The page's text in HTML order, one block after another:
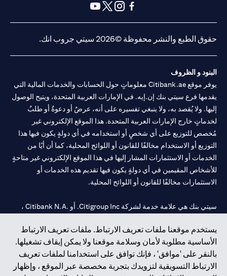
يستخدم موقعنا ملفات تعريف الارتباط. ملفات تعريف الارتباط
الأساسية مطلوبة لأمان وسلامة موقعنا ولا يمكن إيقاف تشغيلها.
بالنقر على 'موافق' ، فإنك توافق على استخدامنا لملفات تعريف
الارتباط التسويقية لتزويدك بتجربة مخصصة عبر الموقع ، وإظهار
(opens in a new tab)
حقوق الطبع والنشر محفوظة ©2026 سيتي جروب انك.
البنود و الظروف
يوفر موقع Citibank.ae معلوماتٍ حول الحسابات والخدمات المالية التي
يقدمها فرع سيتي بنك إن.إيه. في الإمارات العربية المتحدة، ويتيح الوصول
إليها. ولا يُقصد به، ولا ينبغي تفسيره على أنه، عرضٌ أو دعوةٌ أو طلبٌ
لخدماتٍ خارج الإمارات العربية المتحدة. هذا الموقع الإلكتروني غير
مُخصص للتوزيع على أي شخصٍ أو استخدامه في أي دولةٍ يكون فيها هذا
التوزيع أو الاستخدام مخالفًا للقانون أو اللوائح المحلية، كما أن أيًا من
الخدمات أو الاستثمارات المشار إليها في هذا الموقع الإلكتروني غير متاحةٍ
للأشخاص المقيمين في أي دولةٍ يكون فيها تقديم هذه الخدمات أو
الاستثمارات مخالفًا للقانون أو اللوائح المحلية.
سيتي بنك هي علامة خدمة لشركة Citigroup Inc. أو .Citibank N.A ،
سيتي بنك إن. إيه. الإمارات مسجل لدى مصرف الإمارات المركزي تحت
أرقام التراخيص 202563 لفرع الوصل في دبي، 531989 لفرع مول
الإمارات في دبي، وCN-1002019لفرع أبوظبي. هاتف: 4000 311 04.